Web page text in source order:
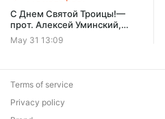
С Днем Святой Троицы!—
прот. Алексей Уминский,
проповедь 31.05.26
May 31 13:09
Terms of service
Privacy policy